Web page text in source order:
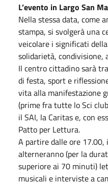
L’evento in Largo San
Nella stessa data, come
stampa, si svolgerà una
veicolare i significati
solidarietà, condivisione,
Il centro cittadino sarà
di festa, sport e
vita alla manifestazione
(prime fra tutte lo Sci
il SAI, la Caritas e, con
Patto per Lettura.
A partire dalle ore 17.00,
alterneranno (per la
superiore ai 70 minuti)
musicali e interviste a